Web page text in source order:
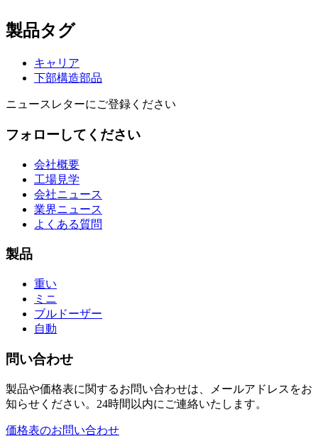
製品タグ
キャリア
下部構造部品
ニュースレターにご登録ください
フォローしてください
会社概要
工場見学
会社ニュース
業界ニュース
よくある質問
製品
重い
ミニ
ブルドーザー
自動
問い合わせ
製品や価格表に関するお問い合わせは、メールアドレスをお
知らせください。24時間以内にご連絡いたします。
価格表のお問い合わせ